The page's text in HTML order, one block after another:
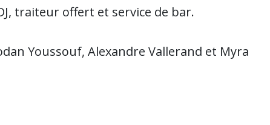
traiteur offert et service de bar.
Youssouf, Alexandre Vallerand et Myra